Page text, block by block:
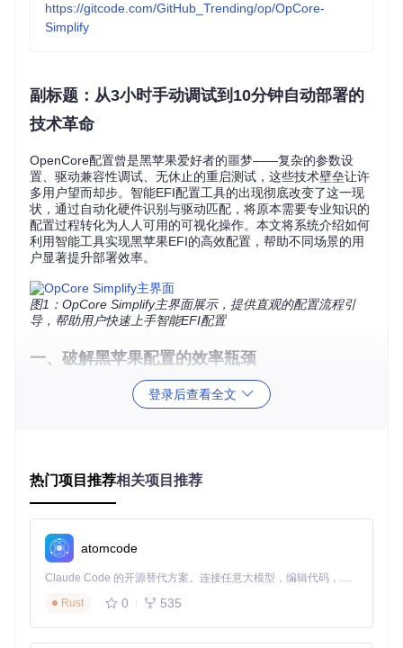
https://gitcode.com/GitHub_Trending/op/OpCore-
Simplify
副标题：从3小时手动调试到10分钟自动部署的
技术革命
OpenCore配置曾是黑苹果爱好者的噩梦——复杂的参数设
置、驱动兼容性调试、无休止的重启测试，这些技术壁垒让许
多用户望而却步。智能EFI配置工具的出现彻底改变了这一现
状，通过自动化硬件识别与驱动匹配，将原本需要专业知识的
配置过程转化为人人可用的可视化操作。本文将系统介绍如何
利用智能工具实现黑苹果EFI的高效配置，帮助不同场景的用
户显著提升部署效率。
图1：OpCore Simplify主界面展示，提供直观的配置流程引
导，帮助用户快速上手智能EFI配置
一、破解黑苹果配置的效率瓶颈
传统OpenCore配置流程存在三大核心痛点：硬件信息收集需
手动运行多个工具、驱动选择依赖经验判断、配置文件修改易
📌自动化硬件扫描：深度识别CPU、GPU、芯片组等核心组
件，自动生成硬件报告
📌智能驱动匹配
本冲突
📌可视化配置界面
技术门槛
1. 采集硬件特征数据
登录后查看全文
热门项目推荐相关项目推荐
atomcode
Claude Code 的开源替代方案。连接任意大模型，编辑代码，运行命令，自动验证 — 全自动执行。用 Rust 构建，极致性能。 ｜ An open-source alternative to Claude Code. Connect any LLM, edit code, run commands, and verify changes — autonomously. Built in Rust for speed. Get Started
Rust
0 535